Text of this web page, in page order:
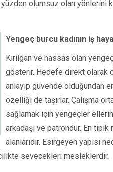
olumsuz olan yönlerini
Yengeç burcu kadının iş
Kırılgan ve hassas olan
gösterir. Hedefe direkt olarak
anlayıp güvende olduğundan
özelliği de taşırlar. Çalışma
sağlamak için yengeçler
arkadaşı ve patrondur. En
alanlarıdır. Esirgeyen yapısı
sevecekleri mesleklerdir.